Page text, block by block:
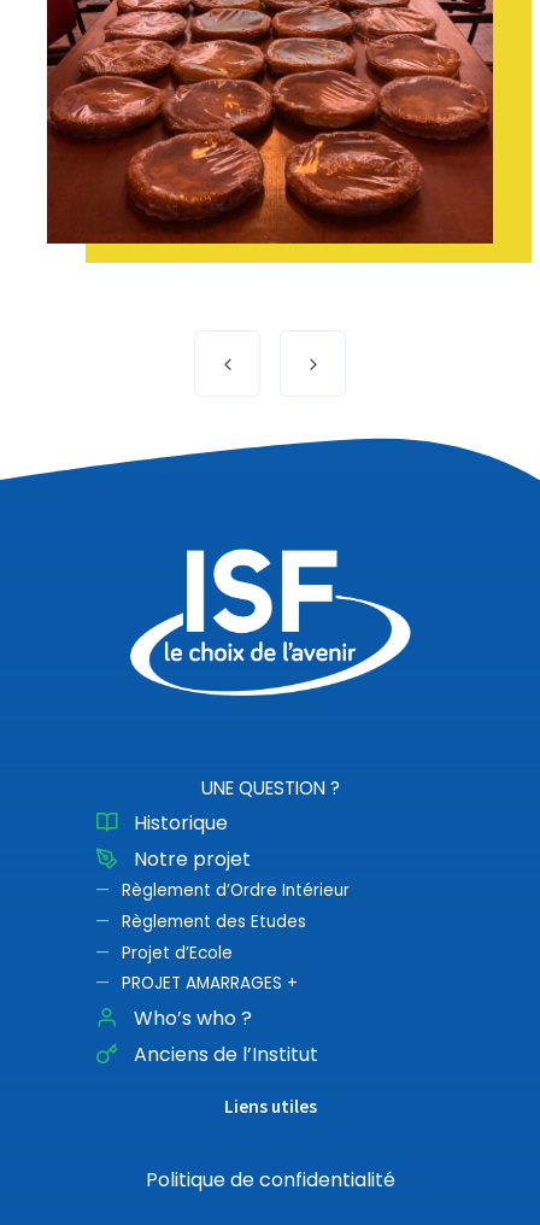
UNE QUESTION ?
Historique
Notre projet
Règlement d’Ordre Intérieur
Règlement des Etudes
Projet d’Ecole
PROJET AMARRAGES +
Who’s who ?
Anciens de l’Institut
Liens utiles
Politique de confidentialité